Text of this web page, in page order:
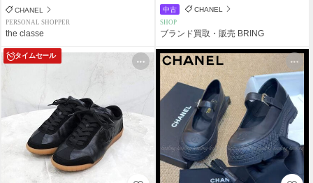
CHANEL
PERSONAL SHOPPER
the classe
中古 CHANEL
SHOP
ブランド買取・販売 BRING
タイムセール